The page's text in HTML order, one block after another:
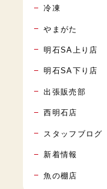
冷凍
やまがた
明石SA上り店
明石SA下り店
出張販売部
西明石店
スタッフブログ
新着情報
魚の棚店